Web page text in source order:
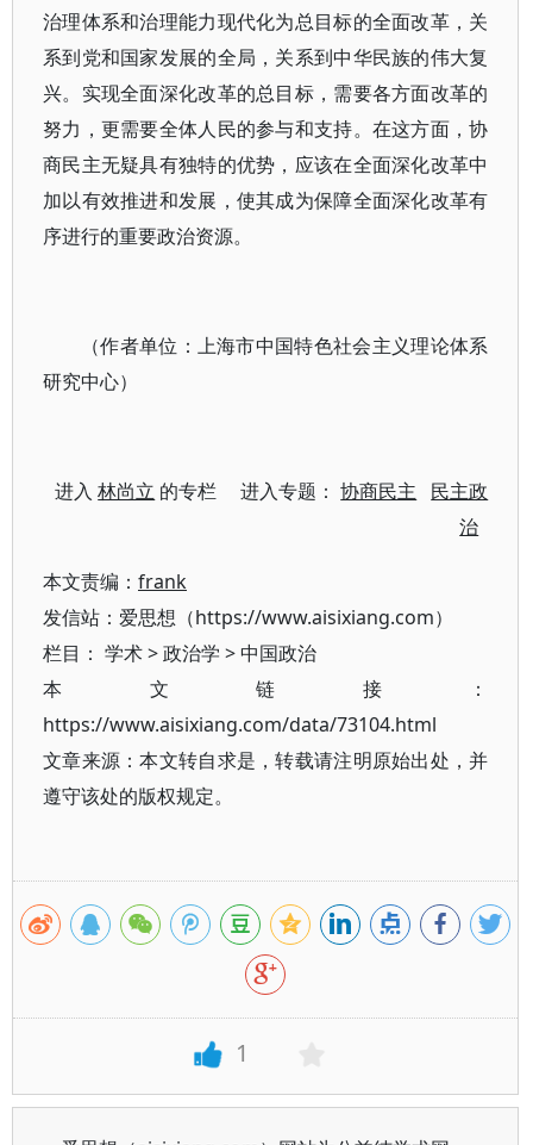
治理体系和治理能力现代化为总目标的全面改革，关
系到党和国家发展的全局，关系到中华民族的伟大复
兴。实现全面深化改革的总目标，需要各方面改革的
努力，更需要全体人民的参与和支持。在这方面，协
商民主无疑具有独特的优势，应该在全面深化改革中
加以有效推进和发展，使其成为保障全面深化改革有
序进行的重要政治资源。
（作者单位：上海市中国特色社会主义理论体系
研究中心）
进入林尚立 的专栏 进入专题：协商民主
民主政
治
本文责编： frank
发信站：爱思想（https://www.aisixiang.com）
栏目： 学术>政治学 >中国政治
本文链接：
https://www.aisixiang.com/data/73104.html
文章来源：本文转自求是，转载请注明原始出处，并
遵守该处的版权规定。
1